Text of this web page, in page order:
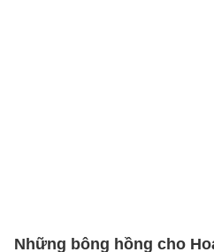
Những bông hồng cho